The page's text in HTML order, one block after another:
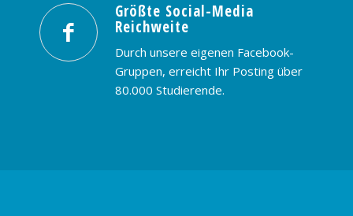
PREISE & BUCHUNG KONTAKT
Größte Social-Media
Reichweite
Durch unsere eigenen Facebook-
Gruppen, erreicht Ihr Posting über
80.000 Studierende.